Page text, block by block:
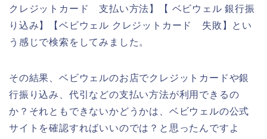
クレジットカード 支払い方法】【 ベビウェル 銀行振
り込み】【ベビウェル クレジットカード 失敗】とい
う感じで検索をしてみました。
その結果、ベビウェルのお店でクレジットカードや銀
行振り込み、代引などの支払い方法が利用できるの
か？それともできないかどうかは、ベビウェルの公式
サイトを確認すればいいのでは？と思ったんですよ